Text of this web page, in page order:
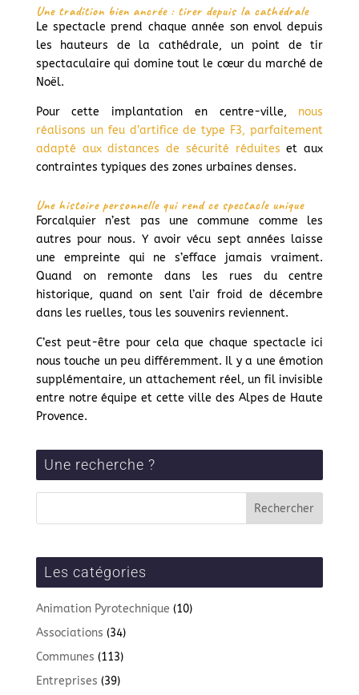
Une tradition bien ancrée : tirer depuis la cathédrale
Le spectacle prend chaque année son envol depuis
les hauteurs de la cathédrale, un point de tir
spectaculaire qui domine tout le cœur du marché de
Noël.
Pour cette implantation en centre-ville, nous
réalisons un feu d’artifice de type F3, parfaitement
adapté aux distances de sécurité réduites et aux
contraintes typiques des zones urbaines denses.
Une histoire personnelle qui rend ce spectacle unique
Forcalquier n’est pas une commune comme les
autres pour nous. Y avoir vécu sept années laisse
une empreinte qui ne s’efface jamais vraiment.
Quand on remonte dans les rues du centre
historique, quand on sent l’air froid de décembre
dans les ruelles, tous les souvenirs reviennent.
C’est peut-être pour cela que chaque spectacle ici
nous touche un peu différemment. Il y a une émotion
supplémentaire, un attachement réel, un fil invisible
entre notre équipe et cette ville des Alpes de Haute
Provence.
Une recherche ?
Les catégories
Animation Pyrotechnique (10)
Associations (34)
Communes (113)
Entreprises (39)